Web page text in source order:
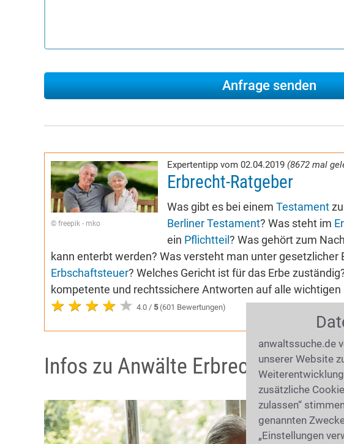
© freepik - mko
Expertentipp vom 02.04.2019 (8672 mal
Erbrecht-Ratgeber
Was gibt es bei einem Testament
Berliner Testament? Was steht im
ein Pflichtteil ? Was gehört zum
kann enterbt werden? Was versteht man unter gesetzlicher
Erbschaftsteuer? Welches Gericht ist für das Erbe
kompetente und rechtssichere Antworten auf alle wichtigen
4.0 / 5(601 Bewertungen)
Infos zu Anwälte Erbrecht in
anwaltssuche.de
unserer Website
zusätzliche
zulassen“
genannten
„Einstellungen